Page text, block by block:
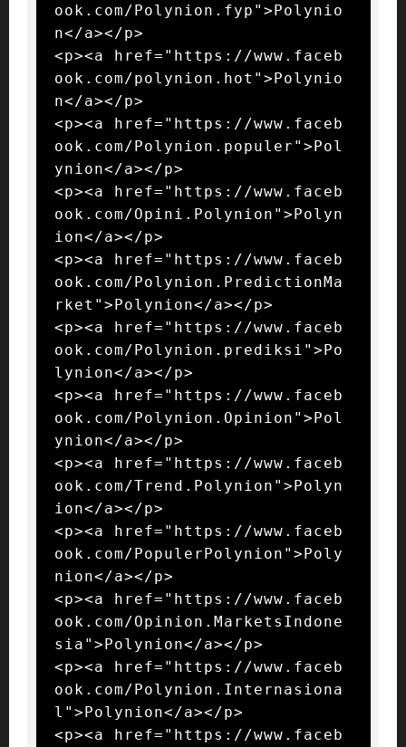
ook.com/Polynion.fyp">Polynio
n</a></p>
<p><a href="https://www.faceb
ook.com/polynion.hot">Polynio
n</a></p>
<p><a href="https://www.faceb
ook.com/Polynion.populer">Pol
ynion</a></p>
<p><a href="https://www.faceb
ook.com/Opini.Polynion">Polyn
ion</a></p>
<p><a href="https://www.faceb
ook.com/Polynion.PredictionMa
rket">Polynion</a></p>
<p><a href="https://www.faceb
ook.com/Polynion.prediksi">Po
lynion</a></p>
<p><a href="https://www.faceb
ook.com/Polynion.Opinion">Pol
ynion</a></p>
<p><a href="https://www.faceb
ook.com/Trend.Polynion">Polyn
ion</a></p>
<p><a href="https://www.faceb
ook.com/PopulerPolynion">Poly
nion</a></p>
<p><a href="https://www.faceb
ook.com/Opinion.MarketsIndone
sia">Polynion</a></p>
<p><a href="https://www.faceb
ook.com/Polynion.Internasiona
l">Polynion</a></p>
<p><a href="https://www.faceb